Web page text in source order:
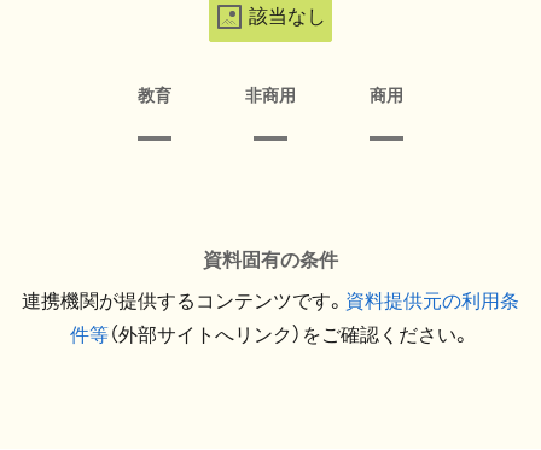
該当なし
教育 非商用 商用
資料固有の条件
連携機関が提供するコンテンツです。 資料提供元の利用条
件等（外部サイトへリンク）をご確認ください。